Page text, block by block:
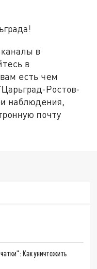
в
в
есть чем
Ростов-
наблюдения,
почту
Как уничтожить